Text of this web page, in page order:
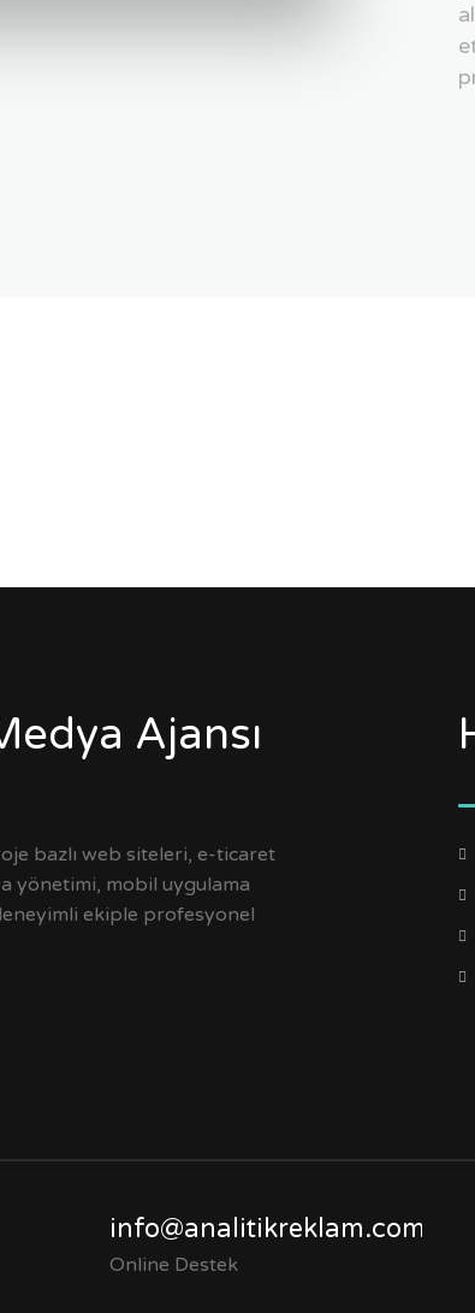
Ajansı
bazlı web siteleri, e-ticaret
yönetimi, mobil uygulama
ekiple profesyonel
info@analitikreklam.com
Online Destek